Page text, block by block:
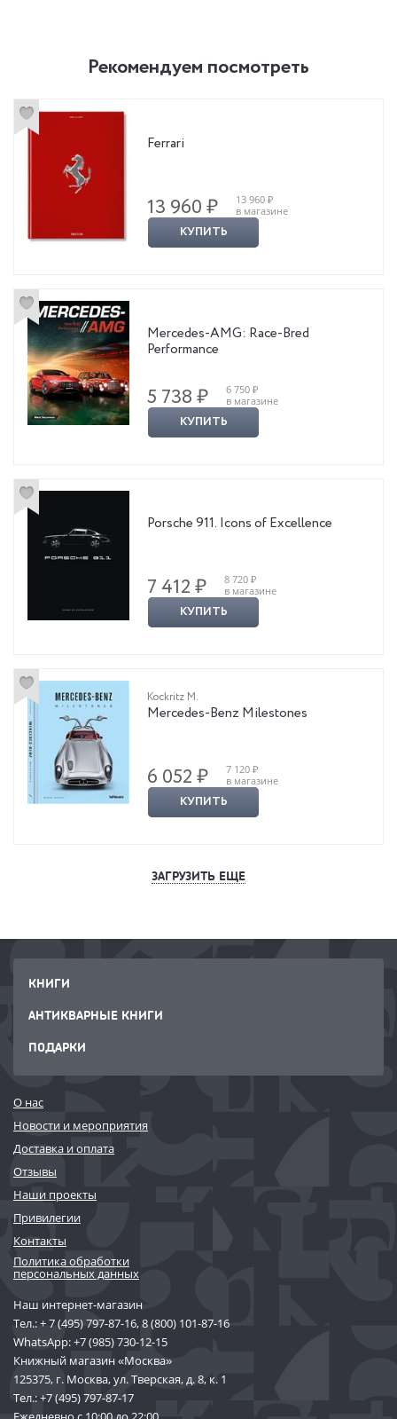
Рекомендуем посмотреть
Ferrari
13 960 ₽
13 960 ₽
в магазине
КУПИТЬ
Mercedes-AMG: Race-Bred
Performance
5 738 ₽
6 750 ₽
в магазине
КУПИТЬ
Porsche 911. Icons of Excellence
7 412 ₽
8 720 ₽
в магазине
КУПИТЬ
Kockritz M.
Mercedes-Benz Milestones
6 052 ₽
7 120 ₽
в магазине
КУПИТЬ
ЗАГРУЗИТЬ ЕЩЕ
КНИГИ
АНТИКВАРНЫЕ КНИГИ
ПОДАРКИ
О нас
Новости и мероприятия
Доставка и оплата
Отзывы
Наши проекты
Привилегии
Контакты
Политика обработки
персональных данных
Наш интернет-магазин
Тел.:+ 7 (495) 797-87-16,8 (800) 101-87-16
WhatsApp:+7 (985) 730-12-15
Книжный магазин «Москва»
125375, г. Москва, ул. Тверская, д. 8, к. 1
Тел.:+7 (495) 797-87-17